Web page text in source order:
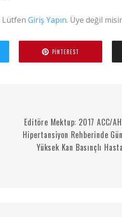
Lütfen Giriş Yapın. Üye değil
PINTEREST
Editöre Mektup: 2017 ACC/
Hipertansiyon Rehberinde
Yüksek Kan Basınçlı